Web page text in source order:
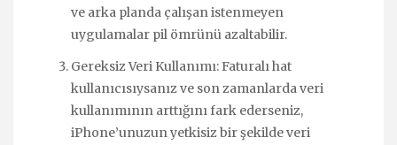
ve arka planda çalışan istenmeyen
uygulamalar pil ömrünü azaltabilir.
Gereksiz Veri Kullanımı: Faturalı hat
kullanıcısıysanız ve son zamanlarda veri
kullanımının arttığını fark ederseniz,
iPhone’unuzun yetkisiz bir şekilde veri